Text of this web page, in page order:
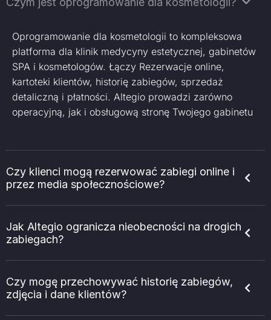
Oprogramowanie dla kosmetologii to kompleksowa
platforma dla klinik medycyny estetycznej, gabinetów
SPA i kosmetologów. Łączy Rezerwacje online,
kartoteki klientów, historię zabiegów, sprzedaż
detaliczną i płatności. Altegio prowadzi zarówno
operacyjną, jak i obsługową stronę Twojego gabinetu
Czy klienci mogą rezerwować zabiegi online i
przez media społecznościowe?
Jak Altegio ogranicza nieobecności na drogich
zabiegach?
Czy mogę przechowywać historię zabiegów,
zdjęcia i dane klientów?